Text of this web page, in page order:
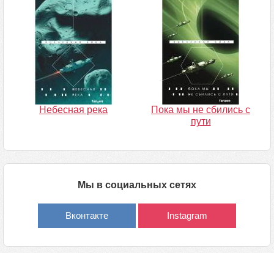
Небесная река
Пока мы не сбились с
пути
Мы в социальных сетях
Вконтакте Instagram